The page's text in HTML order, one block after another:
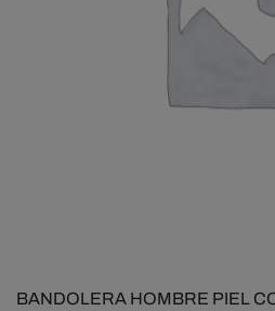
BANDOLERA HOMBRE PIEL